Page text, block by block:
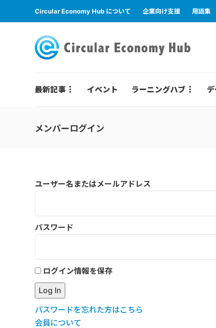
Circular Economy Hub について 企業向け支援 用語集
最新記事 イベント ラーニングハブ
メンバーログイン
ユーザー名またはメールアドレス
パスワード
ログイン情報を保存
パスワードを忘れた方はこちら
会員について